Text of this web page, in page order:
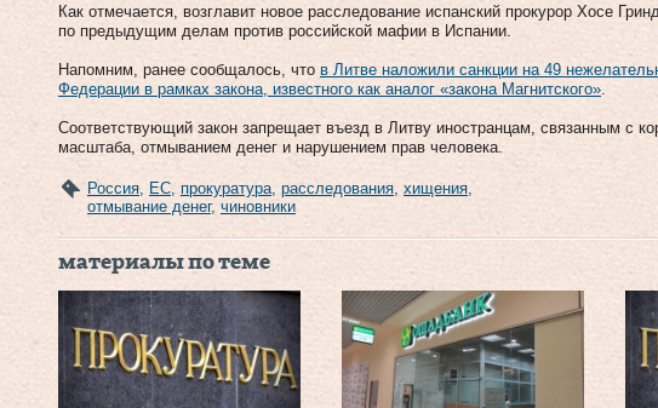
Как отмечается, возглавит новое расследование испанский прокурор Хосе
по предыдущим делам против российской мафии в Испании.
Напомним, ранее сообщалось, что в Литве наложили санкции на 49
Федерации в рамках закона, известного как аналог «закона Магнитского»
Соответствующий закон запрещает въезд в Литву иностранцам, связанным с
масштаба, отмыванием денег и нарушением прав человека.
Россия ЕС прокуратура расследования хищения
отмывание денег, чиновники
материалы по теме